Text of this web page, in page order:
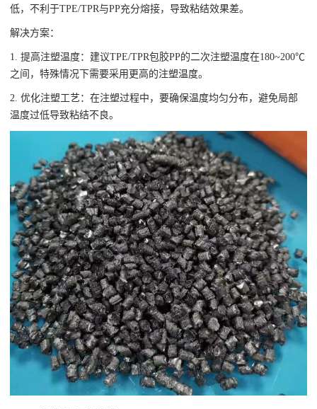
低，不利于TPE/TPR与PP充分熔接，导致粘结效果差。
解决方案：
1. 提高注塑温度：建议TPE/TPR包胶PP的二次注塑温度在180~200℃
之间，特殊情况下需要采用更高的注塑温度。
2. 优化注塑工艺：在注塑过程中，要确保温度均匀分布，避免局部
温度过低导致粘结不良。